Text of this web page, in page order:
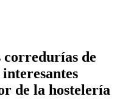
corredurías de
de la hostelería